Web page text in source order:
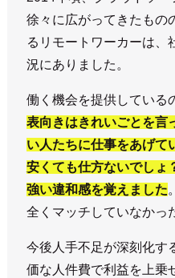
徐々に広がってきたもの
るリモートワーカーは、
況にありました。
働く機会を提供している
表向きはきれいごとを言
い人たちに仕事をあげて
安くても仕方ないでしょ
強い違和感を覚えました
全くマッチしていなかっ
今後人手不足が深刻化す
価な人件費で利益を上乗